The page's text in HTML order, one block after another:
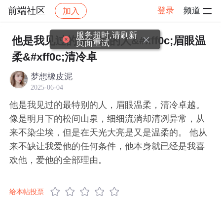
前端社区 加入 登录 频道
社区 前端社区 感慨 帖子详情
他是我见过的最特别的人&#xff0c;眉眼温
柔&#xff0c;清冷卓
梦想橡皮泥
2025-06-04
他是我见过的最特别的人，眉眼温柔，清冷卓越。
像是明月下的松间山泉，细细流淌却清冽异常，从
来不染尘埃，但是在天光大亮是又是温柔的。 他从
来不缺让我爱他的任何条件，他本身就已经是我喜
欢他，爱他的全部理由。
给本帖投票
服务超时,请刷新
页面重试